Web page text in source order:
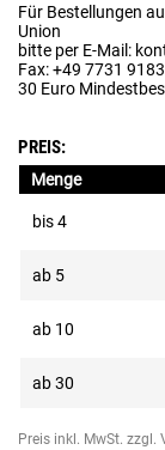
Für Bestellungen
Union
bitte per E-Mail:
Fax: +49 7731
30 Euro
PREIS:
Menge
bis4
ab 5
ab 10
ab30
Preis inkl. MwSt. zzgl.